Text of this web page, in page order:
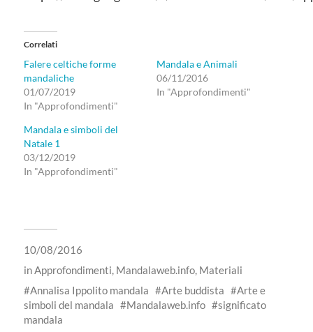
Correlati
Falere celtiche forme
mandaliche
01/07/2019
In "Approfondimenti"
Mandala e Animali
06/11/2016
In "Approfondimenti"
Mandala e simboli del
Natale 1
03/12/2019
In "Approfondimenti"
10/08/2016
inApprofondimenti, Mandalaweb.info, Materiali
Annalisa Ippolito mandala
Arte buddista
Arte e
simboli del mandala
Mandalaweb.info
significato
mandala